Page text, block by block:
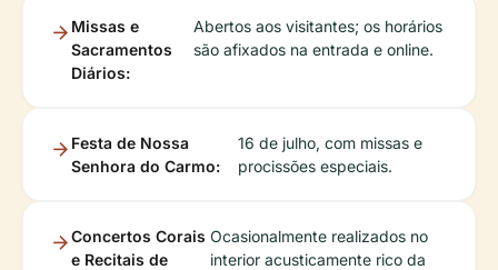
Missas e
Sacramentos
Diários:
Abertos aos visitantes; os horários
são afixados na entrada e online.
Festa de Nossa
Senhora do Carmo:
16 de julho, com missas e
procissões especiais.
Concertos Corais
e Recitais de
Ocasionalmente realizados no
interior acusticamente rico da